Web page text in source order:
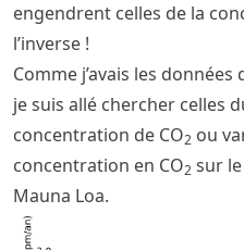
engendrent celles de la
l’inverse !
Comme j’avais les
je suis allé chercher celles
concentration de CO2 ou
concentration en CO2 sur
Mauna Loa.